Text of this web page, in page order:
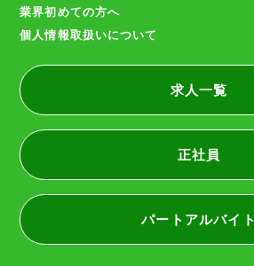
業界初めての方へ
個人情報取扱いについて
求人一覧
正社員
パートアルバイト